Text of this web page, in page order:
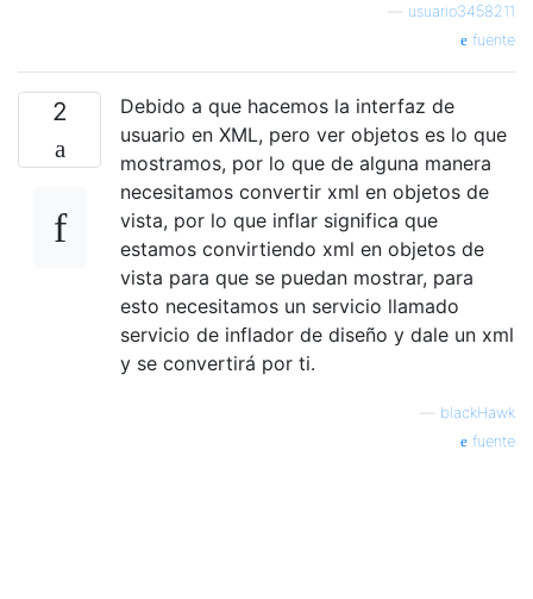
usuario3458211
fuente
2
Debido a que hacemos la interfaz de
usuario en XML, pero ver objetos es lo que
mostramos, por lo que de alguna manera
necesitamos convertir xml en objetos de
vista, por lo que inflar significa que
estamos convirtiendo xml en objetos de
vista para que se puedan mostrar, para
esto necesitamos un servicio llamado
servicio de inflador de diseño y dale un xml
y se convertirá por ti.
blackHawk
fuente